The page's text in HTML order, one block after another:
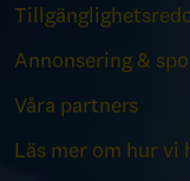
Annonsering &
Våra partners
Läs mer om hur vi